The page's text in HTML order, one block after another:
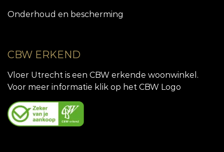
Onderhoud en bescherming
CBW ERKEND
Vloer Utrecht is een CBW erkende woonwinkel.
Voor meer informatie klik op het CBW Logo